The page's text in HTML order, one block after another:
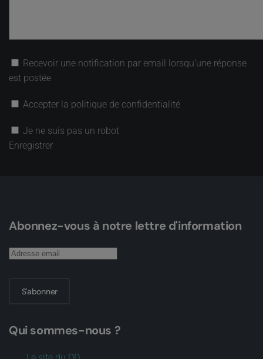
Recevoir une notification par email lorsqu’une réponse
est postée
Accepter la politique de confidentialité
Je ne suis pas un robot
Enregistrer
Abonnez-vous à notre lettre d'information
S'abonner
Qui sommes-nous ?